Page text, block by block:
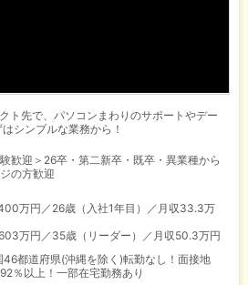
ト先で、パソコンまわりのサポートやデー
シンプルな業務から！
歓迎＞26卒・第二新卒・既卒・異業種から
の方歓迎
万円／26歳（入社1年目）／月収33.3万
万円／35歳（リーダー）／月収50.3万円
都道府県(沖縄を除く)転勤なし！面接地
％以上！一部在宅勤務あり